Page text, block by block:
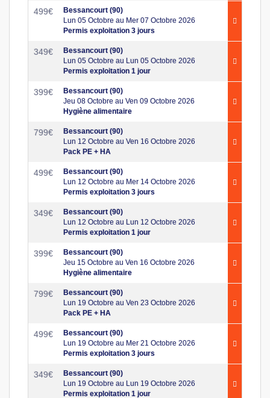
499€
Bessancourt (90)
Lun 05 Octobre au Mer 07 Octobre 2026
Permis exploitation 3 jours
349€
Bessancourt (90)
Lun 05 Octobre au Lun 05 Octobre 2026
Permis exploitation 1 jour
399€
Bessancourt (90)
Jeu 08 Octobre au Ven 09 Octobre 2026
Hygiène alimentaire
799€
Bessancourt (90)
Lun 12 Octobre au Ven 16 Octobre 2026
Pack PE + HA
499€
Bessancourt (90)
Lun 12 Octobre au Mer 14 Octobre 2026
Permis exploitation 3 jours
349€
Bessancourt (90)
Lun 12 Octobre au Lun 12 Octobre 2026
Permis exploitation 1 jour
399€
Bessancourt (90)
Jeu 15 Octobre au Ven 16 Octobre 2026
Hygiène alimentaire
799€
Bessancourt (90)
Lun 19 Octobre au Ven 23 Octobre 2026
Pack PE + HA
499€
Bessancourt (90)
Lun 19 Octobre au Mer 21 Octobre 2026
Permis exploitation 3 jours
349€
Bessancourt (90)
Lun 19 Octobre au Lun 19 Octobre 2026
Permis exploitation 1 jour